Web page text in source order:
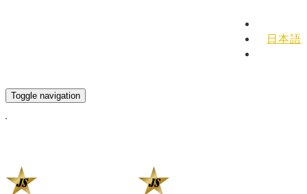
日本語
Toggle navigation